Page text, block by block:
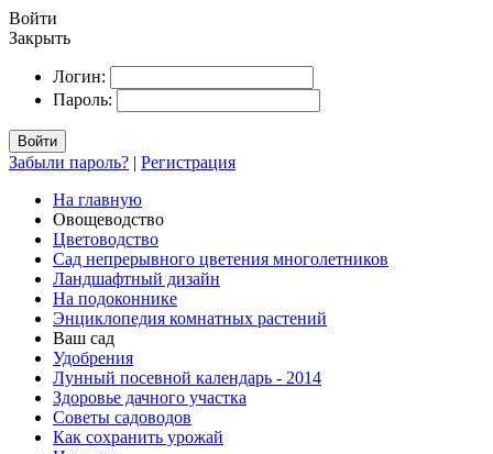
Войти
Закрыть
Логин:
Пароль:
Войти
Забыли пароль? | Регистрация
На главную
Овощеводство
Цветоводство
Сад непрерывного цветения многолетников
Ландшафтный дизайн
На подоконнике
Энциклопедия комнатных растений
Ваш сад
Удобрения
Лунный посевной календарь - 2014
Здоровье дачного участка
Советы садоводов
Как сохранить урожай